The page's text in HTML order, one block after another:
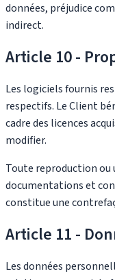
données, préjudice
indirect.
Article 10 -
Les logiciels fournis
respectifs. Le Client
cadre des licences
modifier.
Toute reproduction
documentations et
constitue une
Article 11 -
Les données